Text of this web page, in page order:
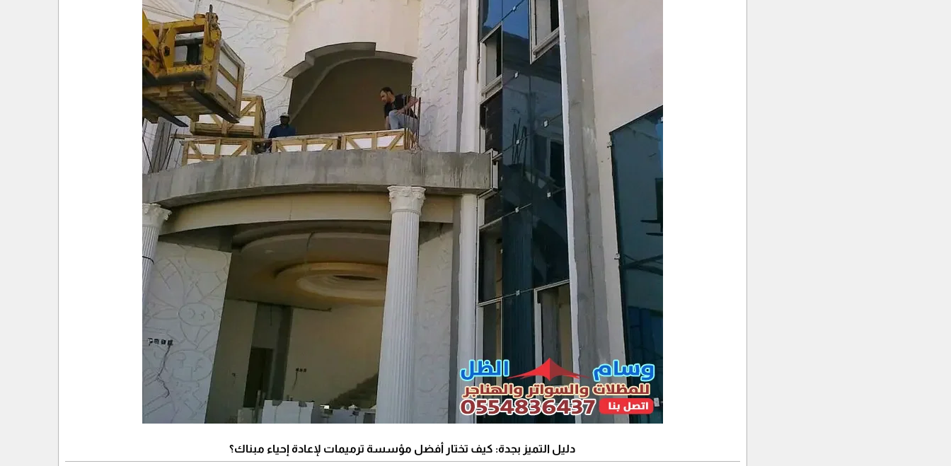
دليل التميز بجدة: كيف تختار أفضل مؤسسة ترميمات لإعادة إحياء مبناك؟